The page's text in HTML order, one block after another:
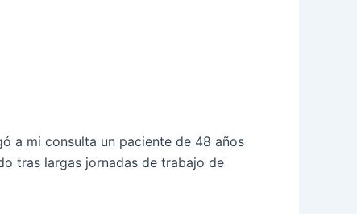
a mi consulta un paciente de 48 años
tras largas jornadas de trabajo de